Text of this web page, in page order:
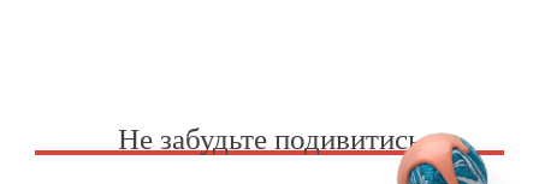
Не забудьте подивитись